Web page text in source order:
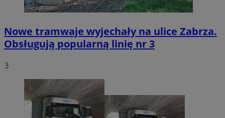
Nowe tramwaje wyjechały na ulice Zabrza.
Obsługują popularną linię nr 3
3